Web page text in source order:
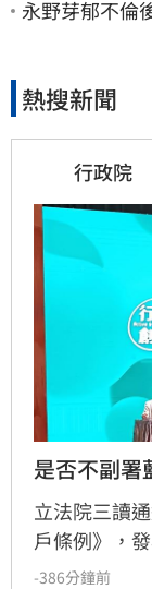
永野芽郁不倫
熱搜新聞
行政院
是否不副署
立法院三讀
戶條例》，
爭議。行政
-386分鐘前